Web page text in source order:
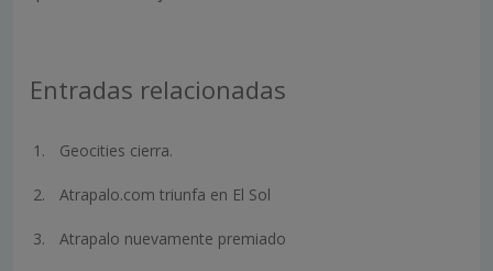
Entradas relacionadas
Geocities cierra.
Atrapalo.com triunfa en El Sol
Atrapalo nuevamente premiado